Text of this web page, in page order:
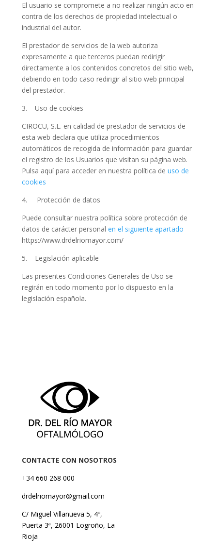
El usuario se compromete a no realizar ningún acto en
contra de los derechos de propiedad intelectual o
industrial del autor.
El prestador de servicios de la web autoriza
expresamente a que terceros puedan redirigir
directamente a los contenidos concretos del sitio web,
debiendo en todo caso redirigir al sitio web principal
del prestador.
3. Uso de cookies
CIROCU, S.L. en calidad de prestador de servicios de
esta web declara que utiliza procedimientos
automáticos de recogida de información para guardar
el registro de los Usuarios que visitan su página web.
Pulsa aquí para acceder en nuestra política de uso de
cookies
4. Protección de datos
Puede consultar nuestra política sobre protección de
datos de carácter personal en el siguiente apartado
https://www.drdelriomayor.com/
5. Legislación aplicable
Las presentes Condiciones Generales de Uso se
regirán en todo momento por lo dispuesto en la
legislación española.
CONTACTE CON NOSOTROS
+34 660 268 000
drdelriomayor@gmail.com
C/ Miguel Villanueva 5, 4º,
Puerta 3ª, 26001 Logroño, La
Rioja